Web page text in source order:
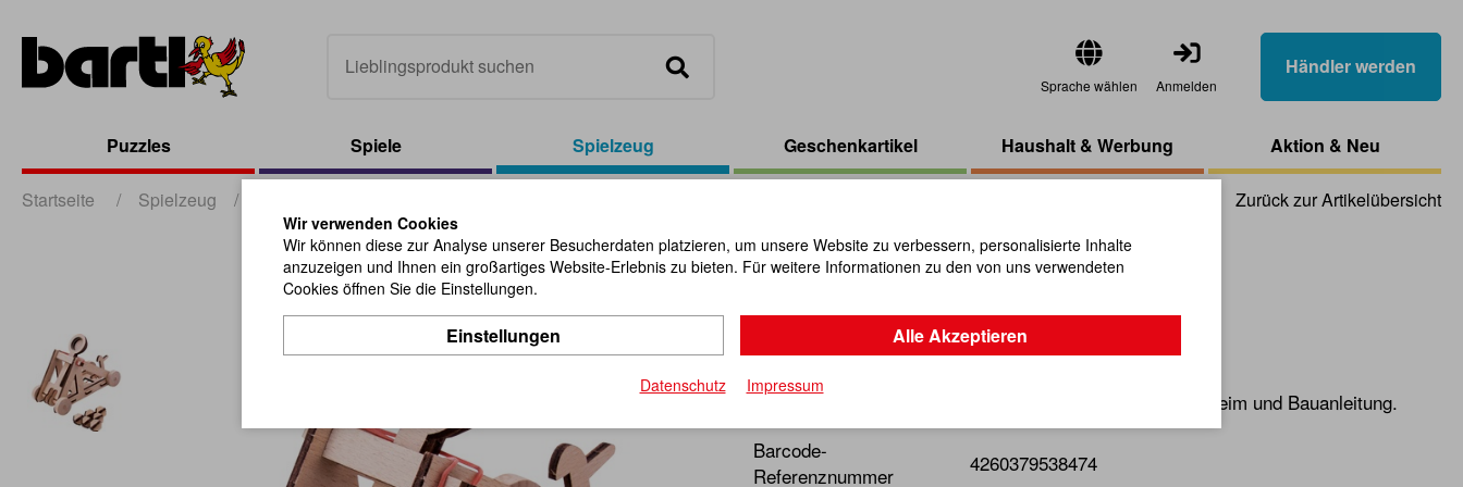
Sprache wählen Anmelden
Händler werden
Puzzles Spiele Spielzeug Geschenkartikel Haushalt & Werbung Aktion & Neu
Startseite / Spielzeug / Zurück zur Artikelübersicht
WoodWars Katapult
Artikel-Nr.:111411
Funktionsfähiger Bausatz aus Buchenholz inklusive Holzleim und Bauanleitung.
Barcode-
Referenznummer
4260379538474
Wir verwenden Cookies
Wir können diese zur Analyse unserer Besucherdaten platzieren, um unsere Website zu verbessern, personalisierte Inhalte
anzuzeigen und Ihnen ein großartiges Website-Erlebnis zu bieten. Für weitere Informationen zu den von uns verwendeten
Cookies öffnen Sie die Einstellungen.
Einstellungen Alle Akzeptieren
Datenschutz Impressum